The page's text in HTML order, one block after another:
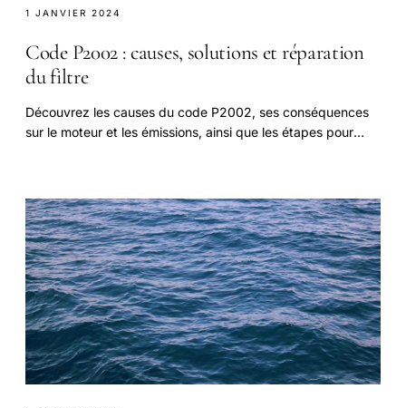
1 JANVIER 2024
Code P2002 : causes, solutions et réparation
du filtre
Découvrez les causes du code P2002, ses conséquences
sur le moteur et les émissions, ainsi que les étapes pour